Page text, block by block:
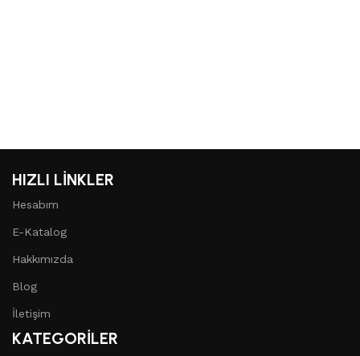
HIZLI LİNKLER
Hesabım
E-Katalog
Hakkımızda
Blog
İletişim
KATEGORİLER